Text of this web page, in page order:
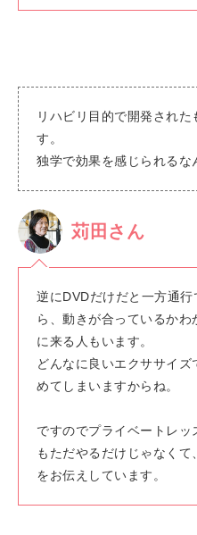
リハビリ目的で開発され
す。
独学で効果を感じられるな
苅田さん
逆にDVDだけだと一方通
ら、動きが合っているか
に来る人もいます。
どんなに良いエクササイ
めてしまいますからね。
ですのでプライベートレ
もただやるだけじゃなく
をお伝えしています。